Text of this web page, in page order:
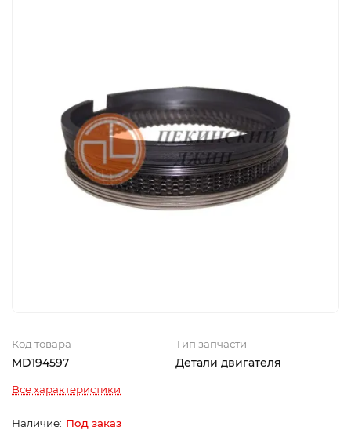
Код товара
MD194597
Тип запчасти
Детали двигателя
Все характеристики
Под заказ